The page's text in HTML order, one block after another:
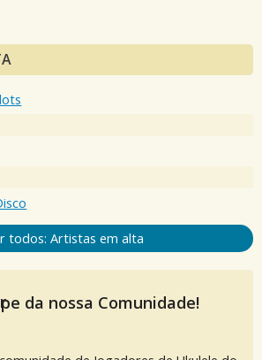
todos: Artistas em alta
da nossa Comunidade!